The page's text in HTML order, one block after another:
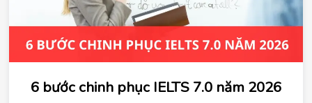
6 bước chinh phục IELTS 7.0 năm 2026